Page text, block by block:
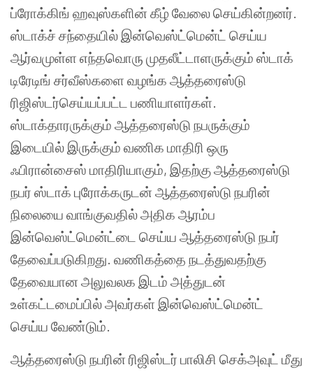
ப்ரோக்கிங் ஹவுஸ்களின் கீழ் வேலை செய்கின்றனர்.
ஸ்டாக்ச் சந்தையில் இன்வெஸ்ட்மென்ட் செய்ய
ஆர்வமுள்ள எந்தவொரு முதலீட்டாளருக்கும் ஸ்டாக்
டிரேடிங் சர்வீஸ்களை வழங்க ஆத்தரைஸ்டு
ரிஜிஸ்டர்செய்யப்பட்ட பணியாளர்கள்.
ஸ்டாக்தாரருக்கும் ஆத்தரைஸ்டு நபருக்கும்
இடையில் இருக்கும் வணிக மாதிரி ஒரு
ஃபிரான்சைஸ் மாதிரியாகும், இதற்கு ஆத்தரைஸ்டு
நபர் ஸ்டாக் புரோக்கருடன் ஆத்தரைஸ்டு நபரின்
நிலையை வாங்குவதில் அதிக ஆரம்ப
இன்வெஸ்ட்மென்ட்டை செய்ய ஆத்தரைஸ்டு நபர்
தேவைப்படுகிறது. வணிகத்தை நடத்துவதற்கு
தேவையான அலுவலக இடம் அத்துடன்
உள்கட்டமைப்பில் அவர்கள் இன்வெஸ்ட்மென்ட்
செய்ய வேண்டும்.
ஆத்தரைஸ்டு நபரின் ரிஜிஸ்டர் பாலிசி செக்அவுட் மீது